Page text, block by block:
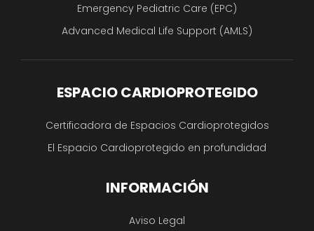
Emergency Pediatric Care (EPC)
Advanced Medical Life Support (AMLS)
ESPACIO CARDIOPROTEGIDO
Certificadora de Espacios Cardioprotegidos
El Espacio Cardioprotegido en profundidad
INFORMACIÓN
Aviso Legal